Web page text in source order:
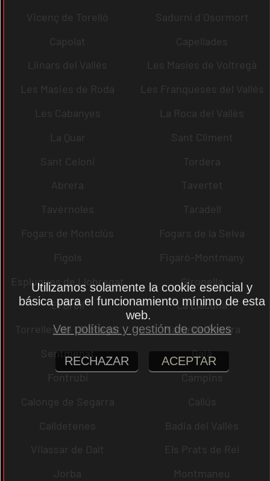
Vicenç de Torelló
Sadurní d´Osormort
Capolat
Capellades
Llinars del Vallès
Les Masíes de Voltregà
Les Masies de Roda
Les Franqueses del Vallès
Les Cabanyes
La Roca del Vallès
La Quar
Sant Climent
Sant Celoni
Tordera
Abrera
Tavertet
Tavèrnoles
Taradell
Fogars de Montclús
Fogars de la Selva
Fígols
Figaró-Montmany
Esplugues de Llobregat
Gironella
El Brull
La Llacuna
Torrelles de Llobregat
Maria de Besora
Sentmenat
Gaià
Fontrubí
Campins
Calonge de Segarra
Callús
Calldetenes
Badia del Vallès
Vilassar de Dalt
Els Prats de Rei
Jorba
Montmaneu
Utilizamos solamente la cookie esencial y
básica para el funcionamiento mínimo de esta
web.
Ver políticas y gestión de cookies
RECHAZAR ACEPTAR